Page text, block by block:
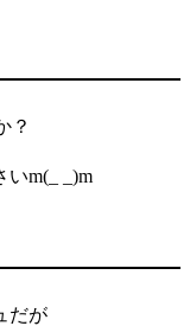
？
m(_ _)m
だが